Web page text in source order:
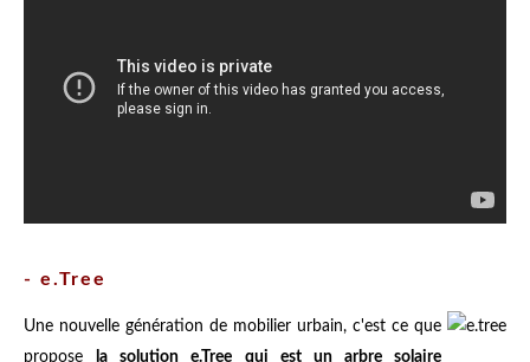
- e.Tree
Une nouvelle génération de mobilier urbain, c'est ce que
propose
la solution e.Tree qui est un arbre solaire